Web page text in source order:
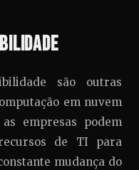
são outras
em nuvem
empresas podem
de TI para
mudança do